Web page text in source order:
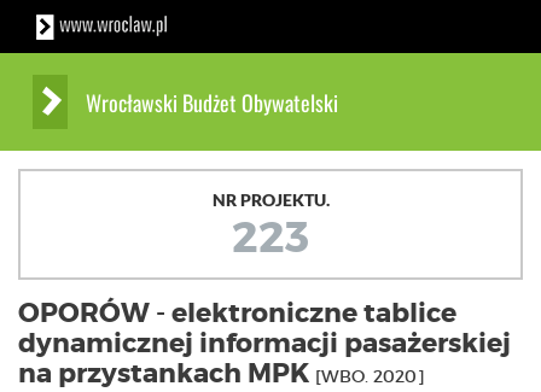
Wrocławski Budżet Obywatelski
NR PROJEKTU.
223
OPORÓW - elektroniczne tablice
dynamicznej informacji pasażerskiej
na przystankach MPK [WBO. 2020]